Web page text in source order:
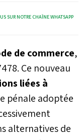
SUR NOTRE CHAÎNE WHATSAPP
de commerce,
Ce nouveau
liées à
pénale adoptée
alternatives de